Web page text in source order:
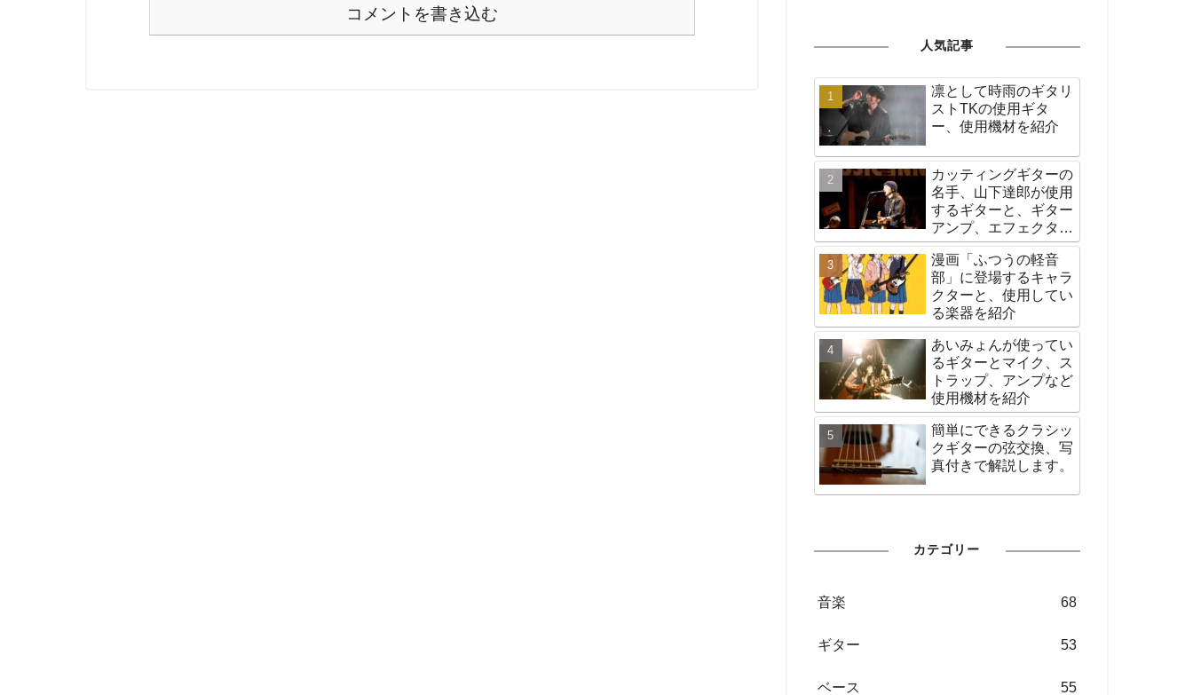
コメントを書き込む
人気記事
凛として時雨のギタリ
ストTKの使用ギタ
ー、使用機材を紹介
カッティングギターの
名手、山下達郎が使用
するギターと、ギター
アンプ、エフェクター
など機材の紹介
漫画「ふつうの軽音
部」に登場するキャラ
クターと、使用してい
る楽器を紹介
あいみょんが使ってい
るギターとマイク、ス
トラップ、アンプなど
使用機材を紹介
簡単にできるクラシッ
クギターの弦交換、写
真付きで解説します。
カテゴリー
音楽 68
ギター 53
ベース 55